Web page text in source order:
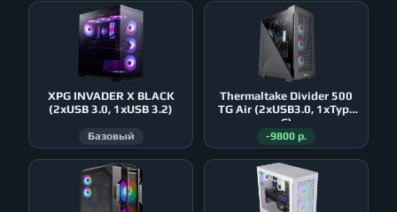
XPG INVADER X BLACK
(2xUSB 3.0, 1xUSB 3.2)
Базовый
Thermaltake Divider 500
TG Air (2xUSB3.0, 1xType
C)
-9800 р.